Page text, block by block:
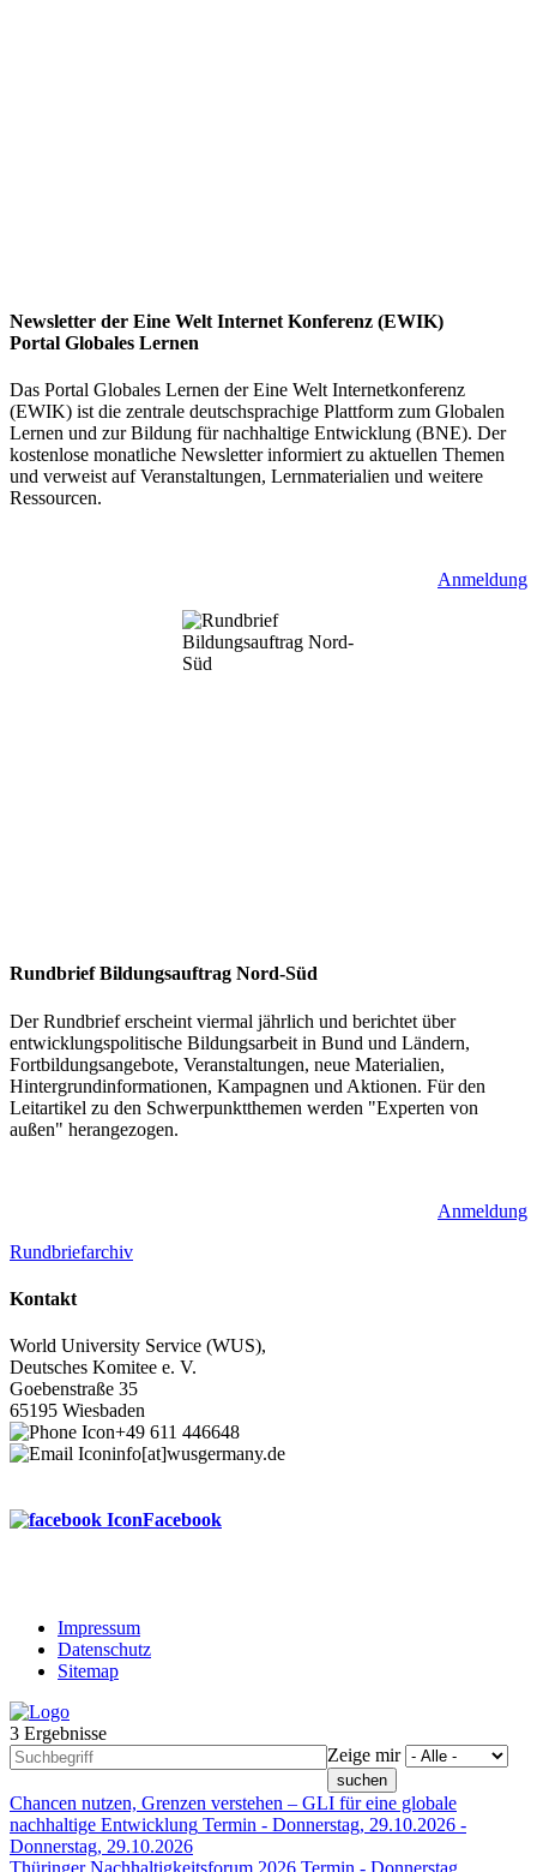
Newsletter der Eine Welt Internet Konferenz (EWIK)
Portal Globales Lernen
Das Portal Globales Lernen der Eine Welt Internetkonferenz
(EWIK) ist die zentrale deutschsprachige Plattform zum Globalen
Lernen und zur Bildung für nachhaltige Entwicklung (BNE). Der
kostenlose monatliche Newsletter informiert zu aktuellen Themen
und verweist auf Veranstaltungen, Lernmaterialien und weitere
Ressourcen.
Anmeldung
Rundbrief Bildungsauftrag Nord-Süd
Der Rundbrief erscheint viermal jährlich und berichtet über
entwicklungspolitische Bildungsarbeit in Bund und Ländern,
Fortbildungsangebote, Veranstaltungen, neue Materialien,
Hintergrundinformationen, Kampagnen und Aktionen. Für den
Leitartikel zu den Schwerpunktthemen werden "Experten von
außen" herangezogen.
Anmeldung
Rundbriefarchiv
Kontakt
World University Service (WUS),
Deutsches Komitee e. V.
Goebenstraße 35
65195 Wiesbaden
+49 611 446648
info[at]wusgermany.de
Facebook
Footer
menu
Impressum
Datenschutz
Sitemap
3 Ergebnisse
Zeige mir
Chancen nutzen, Grenzen verstehen – GLI für eine globale
nachhaltige Entwicklung Termin - Donnerstag, 29.10.2026 -
Donnerstag, 29.10.2026
Thüringer Nachhaltigkeitsforum 2026 Termin - Donnerstag,